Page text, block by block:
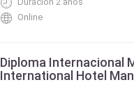
Online
Diploma Internacional
International Hotel